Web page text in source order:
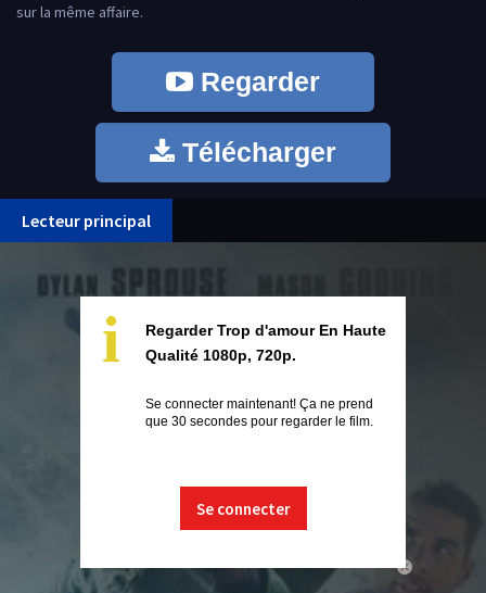
sur la même affaire.
Regarder
Télécharger
Lecteur principal
close
i
Regarder Trop d'amour En Haute
Qualité 1080p, 720p.
Se connecter maintenant! Ça ne prend
que 30 secondes pour regarder le film.
Se connecter